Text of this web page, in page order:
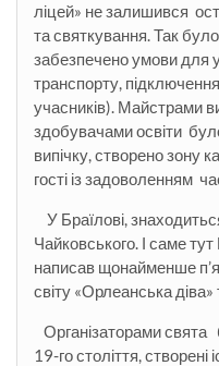
ліцей» не залишився
та святкування. Так
забезпечено умови для
транспорту,
учасників). Майстрами
здобувачами освіти
випічку, створено зону
гості із задоволенням
У Браїлові,
Чайковського. І саме
написав щонайменше
світу «Орлеанська
Організаторами
19-го століття, створені